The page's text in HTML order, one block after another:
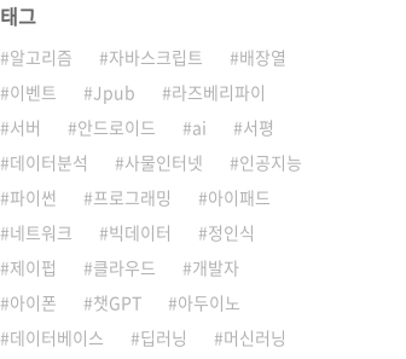
태그
알고리즘 자바스크립트
배장열
이벤트
Jpub
라즈베리파이
서버
안드로이드 ai
서평
데이터분석
사물인터넷
인공지능
파이썬
프로그래밍
아이패드
네트워크
빅데이터
정인식
제이펍
클라우드
개발자
아이폰
챗GPT
아두이노
데이터베이스
딥러닝
머신러닝